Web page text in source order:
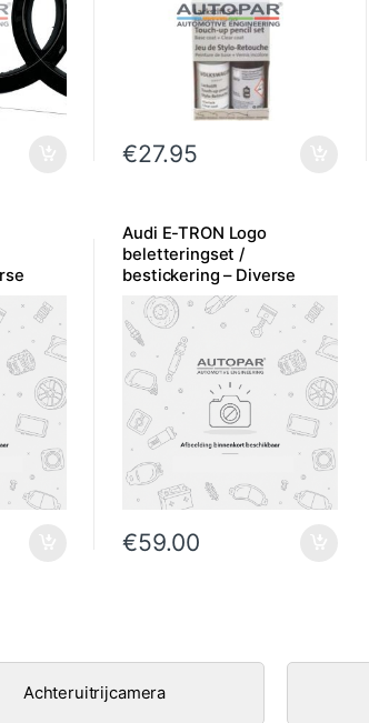
€27.95
Audi E-TRON Logo
beletteringset /
bestickering – Diverse
kleuren
€59.00
Achteruitrijcamera